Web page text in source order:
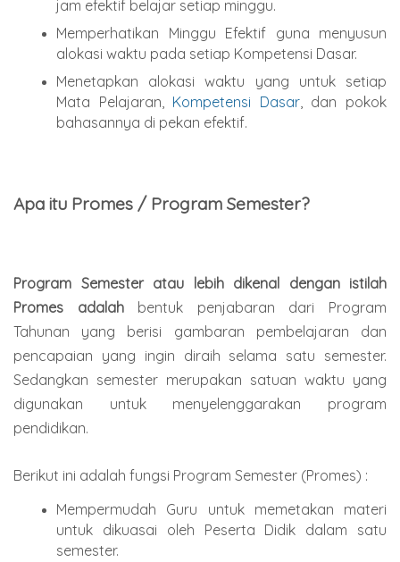
jam efektif belajar setiap minggu.
Memperhatikan Minggu Efektif guna menyusun
alokasi waktu pada setiap Kompetensi Dasar.
Menetapkan alokasi waktu yang untuk setiap
Mata Pelajaran, Kompetensi Dasar, dan pokok
bahasannya di pekan efektif.
Apa itu Promes / Program Semester?
Program Semester atau lebih dikenal dengan istilah
Promes adalahbentuk penjabaran dari Program
Tahunan yang berisi gambaran pembelajaran dan
pencapaian yang ingin diraih selama satu semester.
Sedangkan semester merupakan satuan waktu yang
digunakan untuk menyelenggarakan program
pendidikan.
Berikut ini adalah fungsi Program Semester (Promes) :
Mempermudah Guru untuk memetakan materi
untuk dikuasai oleh Peserta Didik dalam satu
semester.